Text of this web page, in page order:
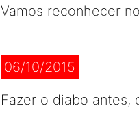
Vamos reconhecer
06/10/2015
Fazer o diabo antes,